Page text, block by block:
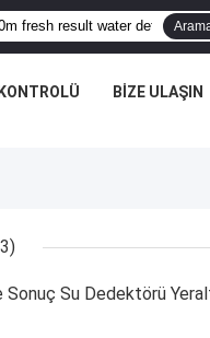
BIZE ULAŞIN
Su Dedektörü